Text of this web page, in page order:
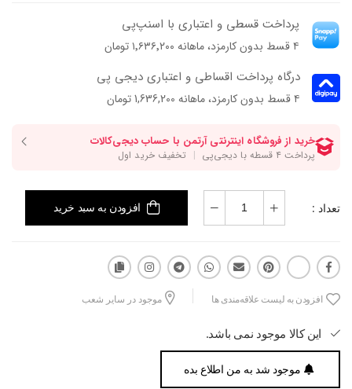
رو کاربردی‌تر کرده.
سما یکی از پرطرفدارترین کیف‌های آرتمنه؛ چون هم ساده و مینیماله، هم
دقیقا همون اندازه‌ایه که برای استفاده‌ی هر روز لازم داری.
پرداخت قسطی و اعتباری با اسنپ‌پی
۴ قسط بدون کارمزد، ماهانه ۱٬۶۳۶٬۲۰۰ تومان
درگاه پرداخت اقساطی و اعتباری دیجی پی
۴ قسط بدون کارمزد، ماهانه 1,636,200 تومان
تعداد : افزودن به سبد خرید
افزودن به لیست علاقه‌مندی ها موجود در سایر شعب
این کالا موجود نمی باشد.
موجود شد به من اطلاع بده